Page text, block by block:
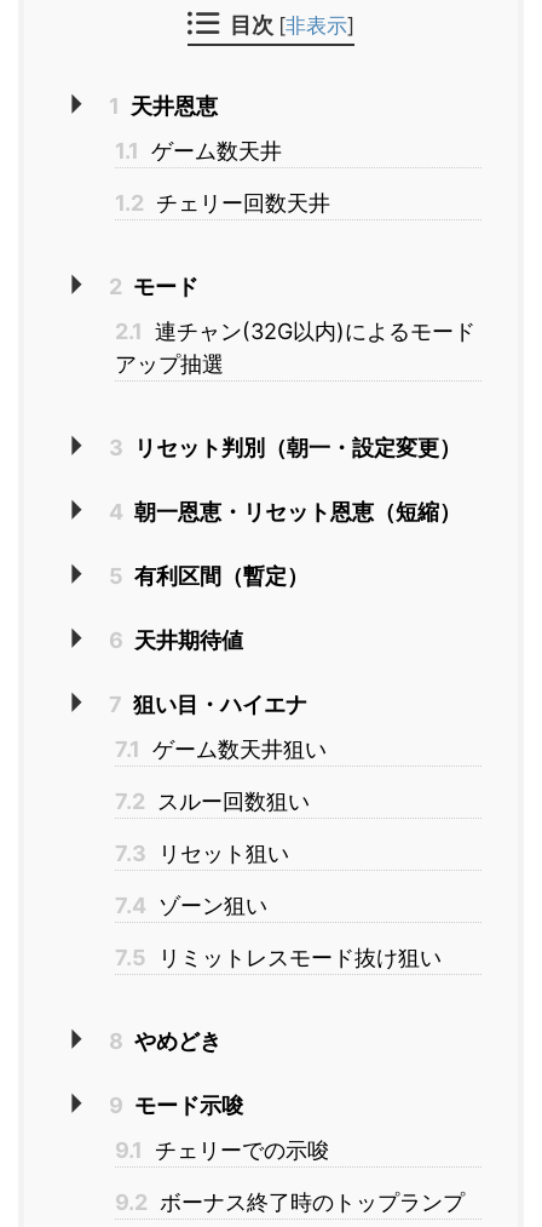
目次 [非表示]
1 天井恩恵
1.1 ゲーム数天井
1.2 チェリー回数天井
2 モード
2.1 連チャン(32G以内)によるモード
アップ抽選
3 リセット判別（朝一・設定変更）
4 朝一恩恵・リセット恩恵（短縮）
5 有利区間（暫定）
6 天井期待値
7 狙い目・ハイエナ
7.1 ゲーム数天井狙い
7.2 スルー回数狙い
7.3 リセット狙い
7.4 ゾーン狙い
7.5 リミットレスモード抜け狙い
8 やめどき
9 モード示唆
9.1
チェリーでの示唆
9.2 ボーナス終了時のトップランプ